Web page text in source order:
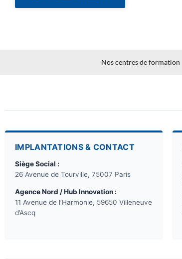
Nos centres de formation
IMPLANTATIONS & CONTACT
Siège Social :
26 Avenue de Tourville, 75007 Paris
Agence Nord / Hub Innovation :
11 Avenue de l’Harmonie, 59650 Villeneuve
d’Ascq